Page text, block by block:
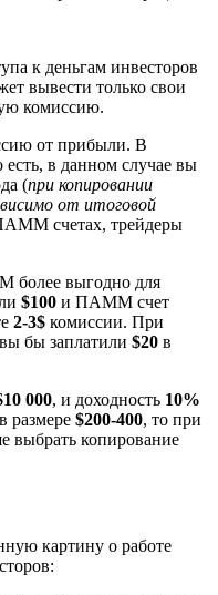
к деньгам инвесторов
вывести только свои
комиссию.
от прибыли. В
в данном случае вы
(при копировании
от итоговой
счетах, трейдеры
более выгодно для
$100 и ПАММ счет
2-3$ комиссии. При
бы заплатили $20 в
000, и доходность 10%
размере $200-400, то при
выбрать копирование
картину о работе